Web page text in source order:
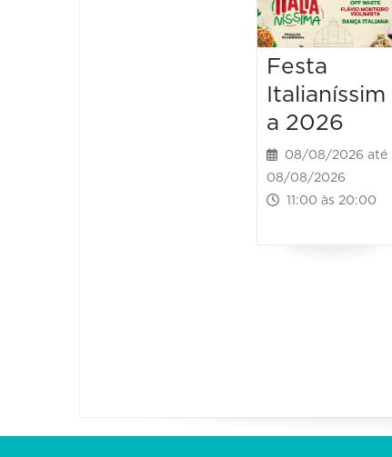
Festa
Italianíssim
a 2026
08/08/2026 até
08/08/2026
11:00 às 20:00